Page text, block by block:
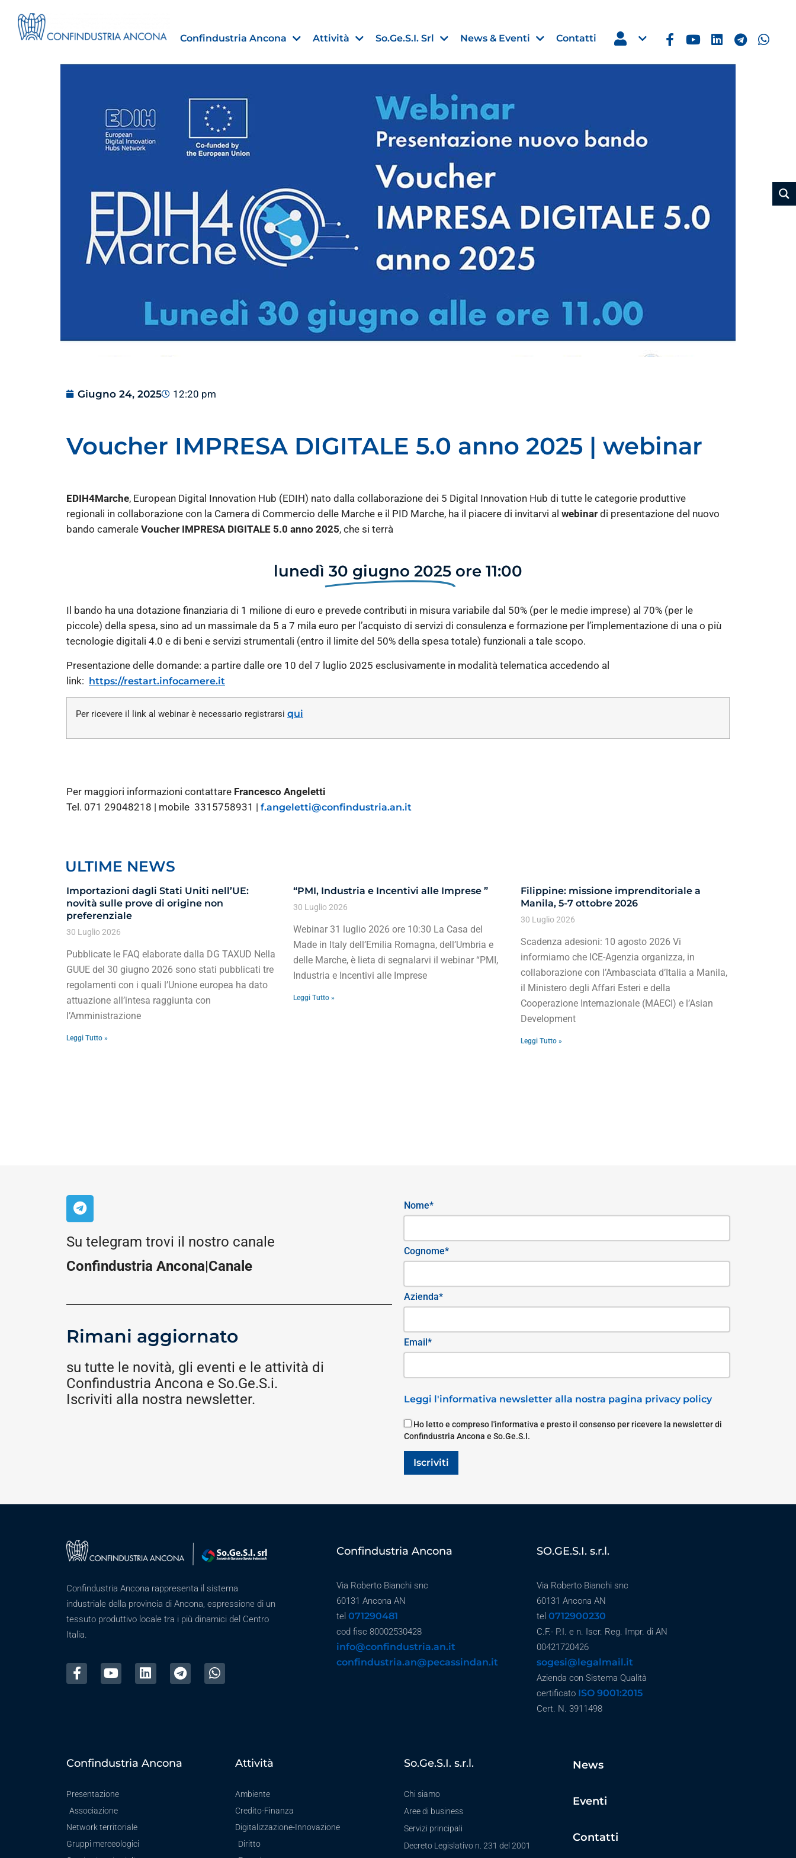
Confindustria Ancona Attività So.Ge.S.I. Srl News & Eventi
Estero
Importazioni dagli Stati Uniti nell’UE:
preferenziale
Leggi →
Finanza agevolata
“PMI, Industria e Incentivi alle Imprese
Estero
Leggi →
Contatti
Giugno 24, 2025 12:20 pm
Voucher IMPRESA DIGITALE 5.0 anno 2025 | webinar
EDIH4Marche, European Digital Innovation Hub (EDIH) nato dalla collaborazione dei 5 Digital Innovation Hub di tutte le categorie produttive
regionali in collaborazione con la Camera di Commercio delle Marche e il PID Marche, ha il piacere di invitarvi al webinar di presentazione del nuovo
bando camerale Voucher IMPRESA DIGITALE 5.0 anno 2025, che si terrà
lunedì 30 giugno 2025 ore 11:00
Il bando ha una dotazione finanziaria di 1 milione di euro e prevede contributi in misura variabile dal 50% (per le medie imprese) al 70% (per le
piccole) della spesa, sino ad un massimale da 5 a 7 mila euro per l’acquisto di servizi di consulenza e formazione per l’implementazione di una o più
tecnologie digitali 4.0 e di beni e servizi strumentali (entro il limite del 50% della spesa totale) funzionali a tale scopo.
Presentazione delle domande: a partire dalle ore 10 del 7 luglio 2025 esclusivamente in modalità telematica accedendo al
link: https://restart.infocamere.it
Per ricevere il link al webinar è necessario registrarsi qui
Per maggiori informazioni contattare Francesco Angeletti
Tel. 071 29048218 | mobile 3315758931 | f.angeletti@confindustria.an.it
ULTIME NEWS
Importazioni dagli Stati Uniti nell’UE:
novità sulle prove di origine non
preferenziale
30 Luglio 2026
Pubblicate le FAQ elaborate dalla DG TAXUD Nella
GUUE del 30 giugno 2026 sono stati pubblicati tre
regolamenti con i quali l’Unione europea ha dato
attuazione all’intesa raggiunta con
l’Amministrazione
Leggi Tutto »
“PMI, Industria e Incentivi alle Imprese ”
30 Luglio 2026
Webinar 31 luglio 2026 ore 10:30 La Casa del
Made in Italy dell’Emilia Romagna, dell’Umbria e
delle Marche, è lieta di segnalarvi il webinar “PMI,
Industria e Incentivi alle Imprese
Leggi Tutto »
Filippine: missione imprenditoriale a
Manila, 5-7 ottobre 2026
30 Luglio 2026
Scadenza adesioni: 10 agosto 2026 Vi
informiamo che ICE-Agenzia organizza, in
collaborazione con l’Ambasciata d’Italia a Manila,
il Ministero degli Affari Esteri e della
Cooperazione Internazionale (MAECI) e l’Asian
Development
Leggi Tutto »
Su telegram trovi il nostro canale
Confindustria Ancona|Canale
Rimani aggiornato
su tutte le novità, gli eventi e le attività di
Confindustria Ancona e So.Ge.S.i.
Iscriviti alla nostra newsletter.
Nome*
Cognome*
Azienda*
Email*
Leggi l'informativa newsletter alla nostra pagina privacy policy
Ho letto e compreso l'informativa e presto il consenso per ricevere la newsletter di
Confindustria Ancona e So.Ge.S.I.
Iscriviti
Confindustria Ancona rappresenta il sistema
industriale della provincia di Ancona, espressione di un
tessuto produttivo locale tra i più dinamici del Centro
Italia.
Confindustria Ancona
Via Roberto Bianchi snc
60131 Ancona AN
tel 071290481
cod fisc 80002530428
info@confindustria.an.it
confindustria.an@pecassindan.it
SO.GE.S.I. s.r.l.
Via Roberto Bianchi snc
60131 Ancona AN
tel 0712900230
C.F.- P.I. e n. Iscr. Reg. Impr. di AN
00421720426
sogesi@legalmail.it
Azienda con Sistema Qualità
certificato ISO 9001:2015
Cert. N. 3911498
Confindustria Ancona
Presentazione
Associazione
Network territoriale
Gruppi merceologici
Attività
Ambiente
Credito-Finanza
Digitalizzazione-Innovazione
Diritto
So.Ge.S.I. s.r.l.
Chi siamo
Aree di business
Servizi principali
Decreto Legislativo n. 231 del 2001
News
Eventi
Contatti